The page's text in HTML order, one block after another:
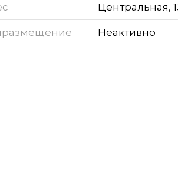
Центральная,
Неактивно